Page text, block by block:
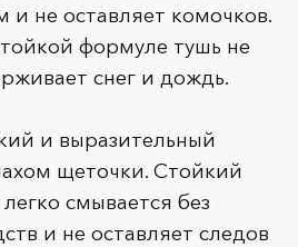
не оставляет комочков.
формуле тушь не
снег и дождь.
и выразительный
щеточки. Стойкий
смывается без
и не оставляет следов